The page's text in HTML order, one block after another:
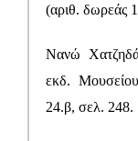
(αριθ. δωρεάς
Νανώ
εκδ.
24.β, σελ. 248.